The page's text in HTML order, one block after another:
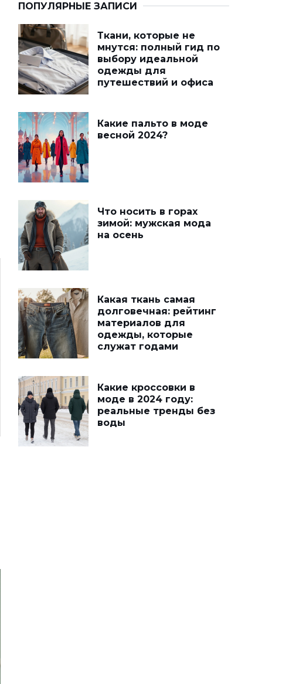
ПОПУЛЯРНЫЕ ЗАПИСИ
Ткани, которые не
мнутся: полный гид по
выбору идеальной
одежды для
путешествий и офиса
Какие пальто в моде
весной 2024?
Что носить в горах
зимой: мужская мода
на осень
Какая ткань самая
долговечная: рейтинг
материалов для
одежды, которые
служат годами
Какие кроссовки в
моде в 2024 году:
реальные тренды без
воды